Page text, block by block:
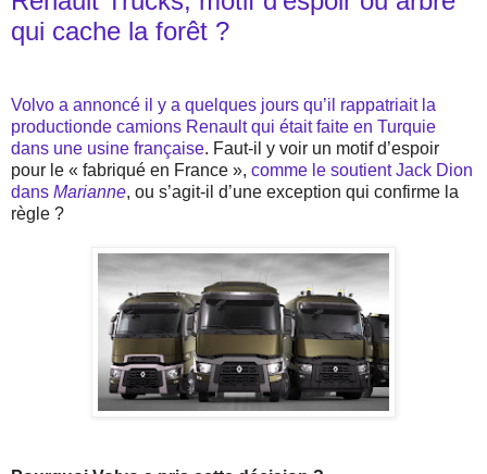
qui cache la forêt ?
Volvo a annoncé il y a quelques jours qu’il rappatriait la
productionde camions Renault qui était faite en Turquie
dans une usine française. Faut-il y voir un motif d’espoir
pour le « fabriqué en France », comme le soutient Jack Dion
dans Marianne, ou s’agit-il d’une exception qui confirme la
règle ?